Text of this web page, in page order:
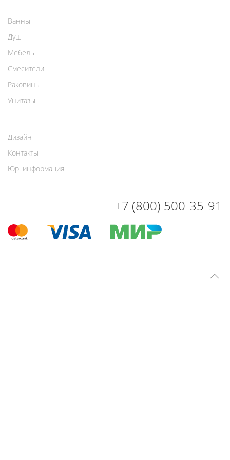
Ванны
Душ
Мебель
Смесители
Раковины
Унитазы
Дизайн
Контакты
Юр. информация
+7 (800) 500-35-91